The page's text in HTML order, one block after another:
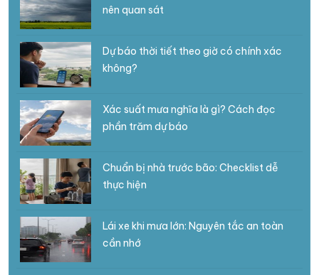
nên quan sát
Dự báo thời tiết theo giờ có chính xác
không?
Xác suất mưa nghĩa là gì? Cách đọc
phần trăm dự báo
Chuẩn bị nhà trước bão: Checklist dễ
thực hiện
Lái xe khi mưa lớn: Nguyên tắc an toàn
cần nhớ